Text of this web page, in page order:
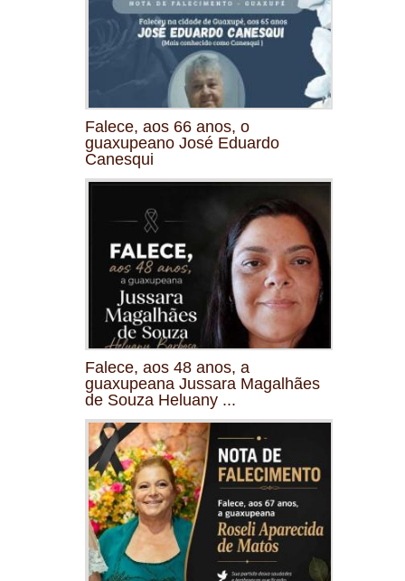
Falece, aos 66 anos, o
guaxupeano José Eduardo
Canesqui
Falece, aos 48 anos, a
guaxupeana Jussara Magalhães
de Souza Heluany ...